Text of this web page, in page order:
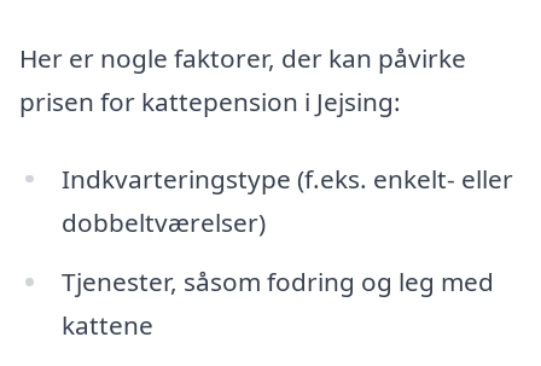
Her er nogle faktorer, der kan påvirke
prisen for kattepension i Jejsing:
Indkvarteringstype (f.eks. enkelt- eller
dobbeltværelser)
Tjenester, såsom fodring og leg med
kattene